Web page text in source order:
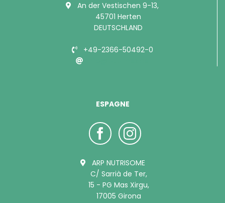
An der Vestischen 9-13,
45701 Herten
DEUTSCHLAND
+49-2366-50492-0
ESPAGNE
ARP NUTRISOME
C/ Sarrià de Ter,
15 - PG Mas Xirgu,
17005 Girona